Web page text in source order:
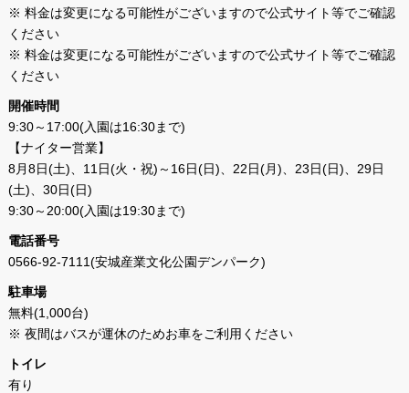
※ 料金は変更になる可能性がございますので公式サイト等でご確認
ください
※ 料金は変更になる可能性がございますので公式サイト等でご確認
ください
開催時間
9:30～17:00(入園は16:30まで)
【ナイター営業】
8月8日(土)、11日(火・祝)～16日(日)、22日(月)、23日(日)、29日
(土)、30日(日)
9:30～20:00(入園は19:30まで)
電話番号
0566-92-7111(安城産業文化公園デンパーク)
駐車場
無料(1,000台)
※ 夜間はバスが運休のためお車をご利用ください
トイレ
有り